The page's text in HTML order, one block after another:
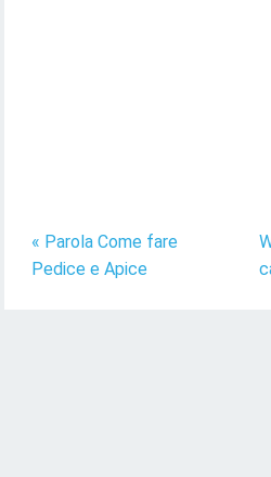
« Parola Come fare
Pedice e Apice